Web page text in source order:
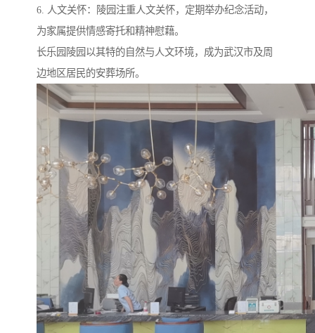
6. 人文关怀：陵园注重人文关怀，定期举办纪念活动，
为家属提供情感寄托和精神慰藉。
长乐园陵园以其特的自然与人文环境，成为武汉市及周
边地区居民的安葬场所。